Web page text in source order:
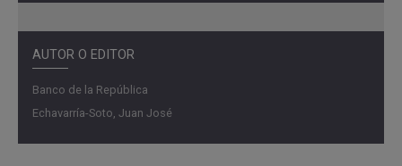
AUTOR O EDITOR
Banco de la República
Echavarría-Soto, Juan José